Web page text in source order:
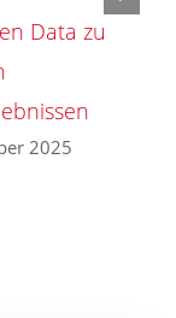
Data zu
2025